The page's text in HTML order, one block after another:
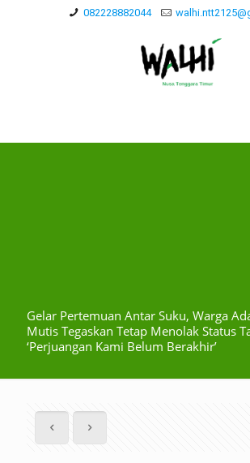
082228882044
Gelar Pertemuan Antar Suku, Warga
Mutis Tegaskan Tetap Menolak Status
‘Perjuangan Kami Belum Berakhir’